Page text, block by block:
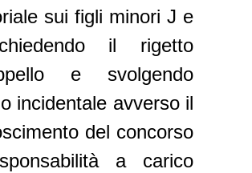
sui figli minori J e
il rigetto
e svolgendo
incidentale avverso il
del concorso
a carico